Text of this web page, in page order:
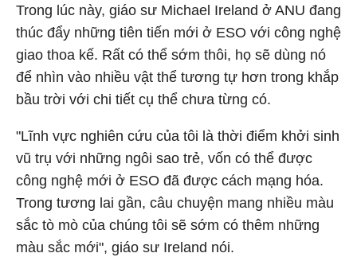
Trong lúc này, giáo sư Michael Ireland ở ANU đang
thúc đẩy những tiên tiến mới ở ESO với công nghệ
giao thoa kế. Rất có thể sớm thôi, họ sẽ dùng nó
để nhìn vào nhiều vật thể tương tự hơn trong khắp
bầu trời với chi tiết cụ thể chưa từng có.
"Lĩnh vực nghiên cứu của tôi là thời điểm khởi sinh
vũ trụ với những ngôi sao trẻ, vốn có thể được
công nghệ mới ở ESO đã được cách mạng hóa.
Trong tương lai gần, câu chuyện mang nhiều màu
sắc tò mò của chúng tôi sẽ sớm có thêm những
màu sắc mới", giáo sư Ireland nói.